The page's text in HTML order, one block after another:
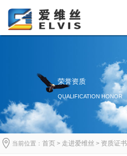
荣誉资质
QUALIFICATION HONOR
当前位置： 首页 > 走进爱维丝 > 资质证书